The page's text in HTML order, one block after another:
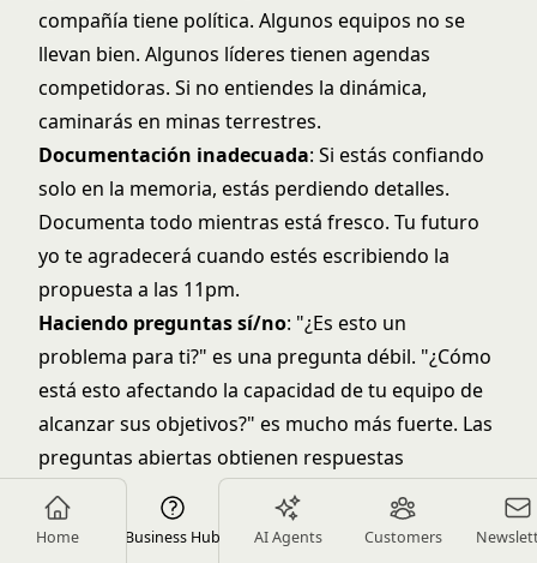
Home Business Hub AI Agents Customers
compañía tiene política. Algunos equipos no se
llevan bien. Algunos líderes tienen agendas
competidoras. Si no entiendes la dinámica,
caminarás en minas terrestres.
Documentación inadecuada: Si estás confiando
solo en la memoria, estás perdiendo detalles.
Documenta todo mientras está fresco. Tu futuro
yo te agradecerá cuando estés escribiendo la
propuesta a las 11pm.
Haciendo preguntas sí/no: "¿Es esto un
problema para ti?" es una pregunta débil. "¿Cómo
está esto afectando la capacidad de tu equipo de
alcanzar sus objetivos?" es mucho más fuerte. Las
preguntas abiertas obtienen respuestas
detalladas.
No verificando comprensión
: Las suposiciones